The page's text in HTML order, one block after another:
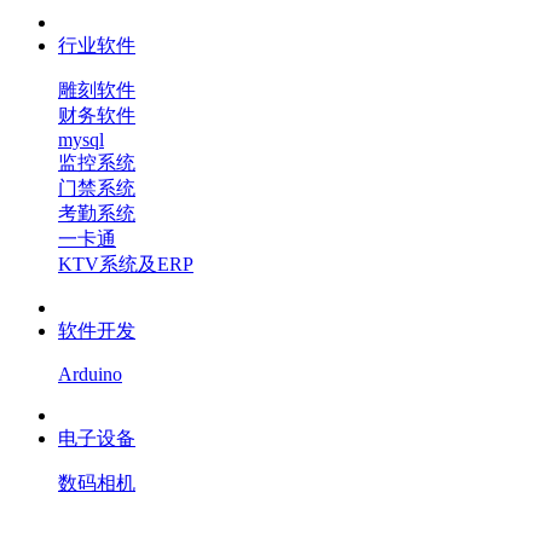
行业软件
雕刻软件
财务软件
mysql
监控系统
门禁系统
考勤系统
一卡通
KTV系统及ERP
软件开发
Arduino
电子设备
数码相机